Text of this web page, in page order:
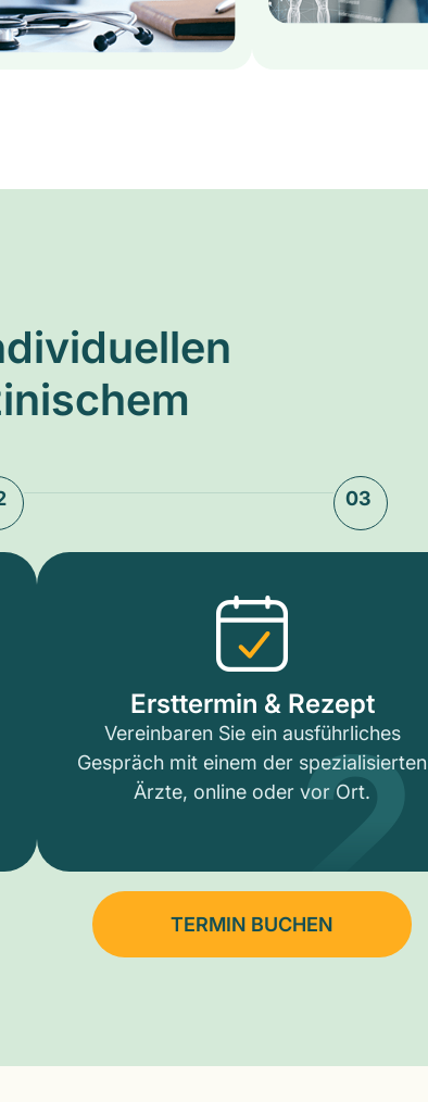
03
Ersttermin & Rezept
Vereinbaren Sie ein ausführliches
Gespräch mit einem der spezialisierten
Ärzte, online oder vor Ort.
2
TERMIN BUCHEN